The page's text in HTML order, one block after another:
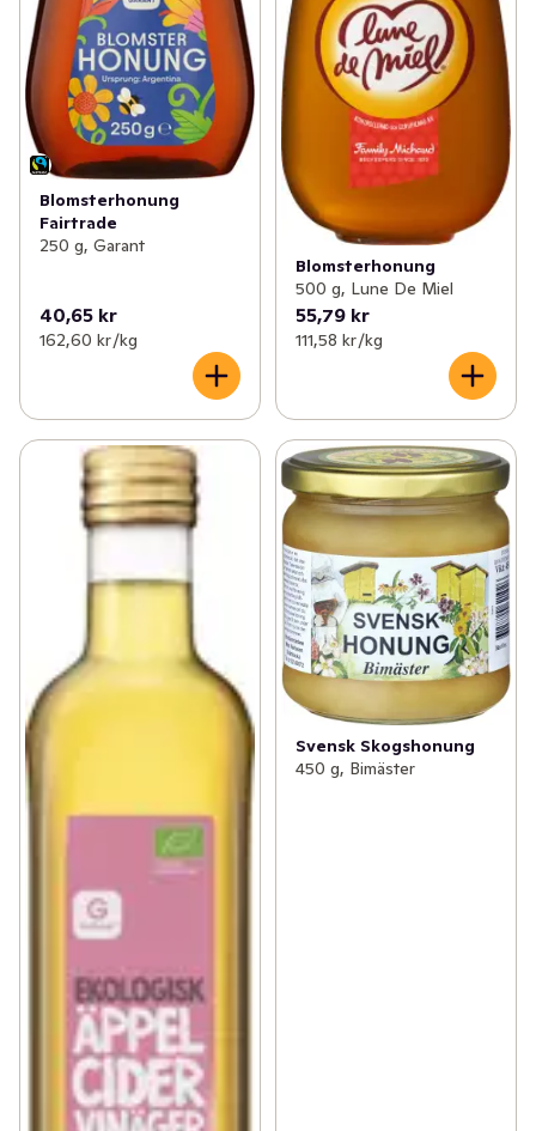
Blomsterhonung
Fairtrade
250 g, Garant
40,65 kr
162,60 kr /kg
Blomsterhonung
500 g, Lune De Miel
55,79 kr
111,58 kr /kg
Svensk Skogshonung
450 g, Bimäster